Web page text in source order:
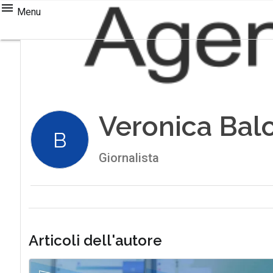
Menu
B Veronica
Giornalista
Articoli dell'autore